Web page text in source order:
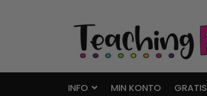
Hopp
navigasjon
Hopp
innhold
INFO MIN KONTO GRATIS